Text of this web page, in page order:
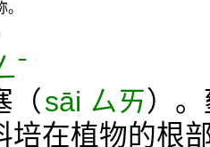
ˉ
（sāi ㄙㄞ）
在植物的根